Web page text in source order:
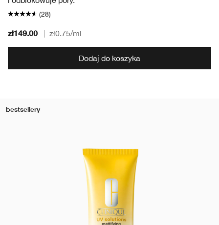
(28)
zł149.00 zł0.75/ml
Dodaj do koszyka
bestsellery